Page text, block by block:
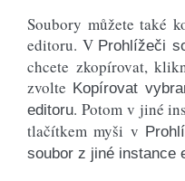
Soubory můžete také
editoru. V Prohlížeči
chcete zkopírovat,
zvolte Kopírovat
editoru. Potom v jiné
tlačítkem myši v
soubor z jiné instance